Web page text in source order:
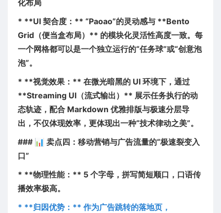
化布局
* **UI 契合度：** “Paoao”的灵动感与 **Bento
Grid（便当盒布局）** 的模块化灵活性高度一致。每
一个网格都可以是一个独立运行的“任务球”或“创意泡
泡”。
* **视觉效果：** 在微光暗黑的 UI 环境下，通过
**Streaming UI（流式输出）** 展示任务执行的动
态轨迹，配合 Markdown 优雅排版与极速分层导
出，不仅体现效率，更体现出一种“技术律动之美”。
### 📊 卖点四：移动营销与广告流量的“极速裂变入
口”
* **物理性能：** 5 个字母，拼写简短顺口，口语传
播效率极高。
* **归因优势：** 作为广告跳转的落地页，